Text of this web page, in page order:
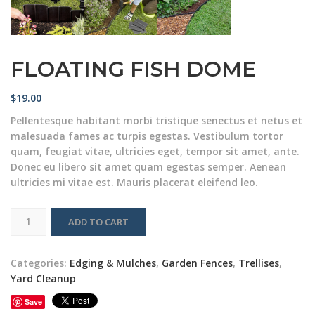
FLOATING FISH DOME
$19.00
Pellentesque habitant morbi tristique senectus et netus et
malesuada fames ac turpis egestas. Vestibulum tortor
quam, feugiat vitae, ultricies eget, tempor sit amet, ante.
Donec eu libero sit amet quam egestas semper. Aenean
ultricies mi vitae est. Mauris placerat eleifend leo.
Floating
Fish ADD TO CART
Categories: Edging & Mulches, Garden Fences, Trellises,
Yard Cleanup
Save